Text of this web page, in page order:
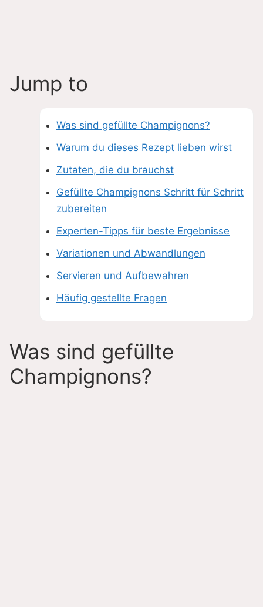
Jump to
Was sind gefüllte Champignons?
Warum du dieses Rezept lieben wirst
Zutaten, die du brauchst
Gefüllte Champignons Schritt für Schritt
zubereiten
Experten-Tipps für beste Ergebnisse
Variationen und Abwandlungen
Servieren und Aufbewahren
Häufig gestellte Fragen
Was sind gefüllte
Champignons?